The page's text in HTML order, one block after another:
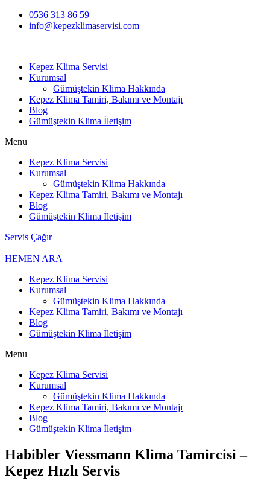
0536 313 86 59
info@kepezklimaservisi.com
Kepez Klima Servisi
Kurumsal
Gümüştekin Klima Hakkında
Kepez Klima Tamiri, Bakımı ve Montajı
Blog
Gümüştekin Klima İletişim
Menu
Kepez Klima Servisi
Kurumsal
Gümüştekin Klima Hakkında
Kepez Klima Tamiri, Bakımı ve Montajı
Blog
Gümüştekin Klima İletişim
Servis Çağır
HEMEN ARA
Kepez Klima Servisi
Kurumsal
Gümüştekin Klima Hakkında
Kepez Klima Tamiri, Bakımı ve Montajı
Blog
Gümüştekin Klima İletişim
Menu
Kepez Klima Servisi
Kurumsal
Gümüştekin Klima Hakkında
Kepez Klima Tamiri, Bakımı ve Montajı
Blog
Gümüştekin Klima İletişim
Habibler Viessmann Klima Tamircisi –
Kepez Hızlı Servis